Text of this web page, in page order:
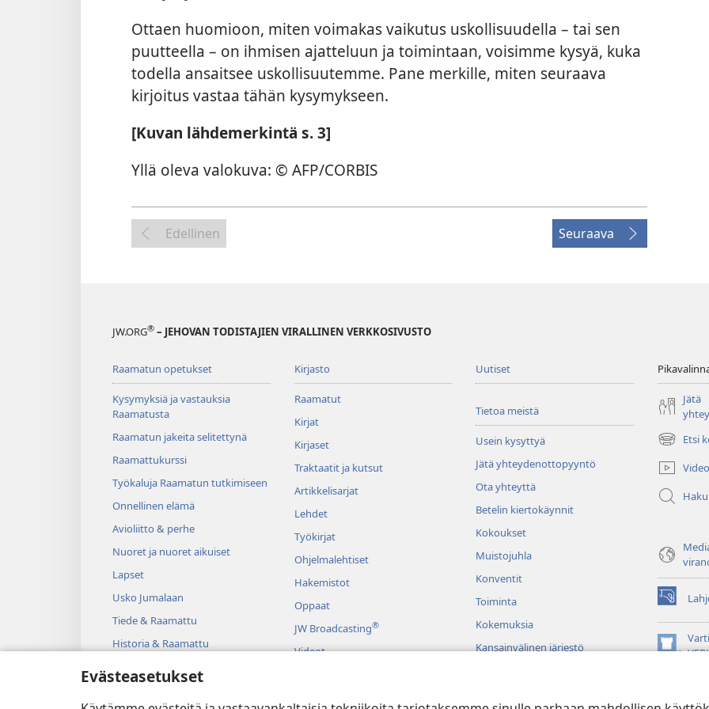
Evästeasetukset
Ottaen huomioon, miten voimakas vaikutus uskollisuudella – tai sen
puutteella – on ihmisen ajatteluun ja toimintaan, voisimme kysyä, kuka
todella ansaitsee uskollisuutemme. Pane merkille, miten seuraava
kirjoitus vastaa tähän kysymykseen.
[Kuvan lähdemerkintä s. 3]
Yllä oleva valokuva: © AFP/CORBIS
Edellinen Seuraava
JW.ORG® – JEHOVAN TODISTAJIEN VIRALLINEN VERKKOSIVUSTO
Raamatun opetukset
Kysymyksiä ja vastauksia
Raamatusta
Raamatun jakeita selitettynä
Raamattukurssi
Työkaluja Raamatun tutkimiseen
Onnellinen elämä
Avioliitto & perhe
Nuoret ja nuoret aikuiset
Lapset
Usko Jumalaan
Tiede & Raamattu
Historia & Raamattu
Kirjasto
Raamatut
Kirjat
Kirjaset
Traktaatit ja kutsut
Artikkelisarjat
Lehdet
Työkirjat
Ohjelmalehtiset
Hakemistot
Oppaat
JW Broadcasting®
Videot
Uutiset
Tietoa meistä
Usein kysyttyä
Jätä yhteydenottopyyntö
Ota yhteyttä
Betelin kiertokäynnit
Kokoukset
Muistojuhla
Konventit
Toiminta
Kokemuksia
Kansainvälinen järjestö
Jätä
Etsi
(avaa
uuden
ikkunan)
Haku
(avaa
uuden
ikkunan)
(avaa